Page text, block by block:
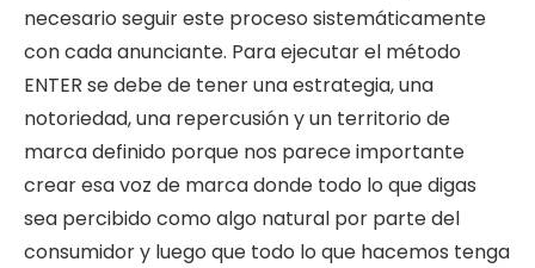
necesario seguir este proceso sistemáticamente
con cada anunciante. Para ejecutar el método
ENTER se debe de tener una estrategia, una
notoriedad, una repercusión y un territorio de
marca definido porque nos parece importante
crear esa voz de marca donde todo lo que digas
sea percibido como algo natural por parte del
consumidor y luego que todo lo que hacemos tenga